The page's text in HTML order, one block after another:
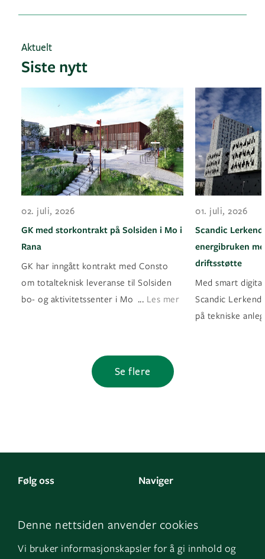
Denne nettsiden anvender cookies
Vi bruker informasjonskapsler for å gi innhold og
Aktuelt
Siste nytt
02. juli, 2026
GK med storkontrakt på Solsiden i Mo i
Rana
GK har inngått kontrakt med Consto
om totalteknisk leveranse til Solsiden
bo- og aktivitetssenter i Mo i Rana
... Les mer
01. juli, 2026
Scandic
energibruken
driftsstøtte
Med smart
Scandic
på tekniske
Se flere
Følg oss
Facebook
Instagram
Naviger
Om oss
GK Sverige